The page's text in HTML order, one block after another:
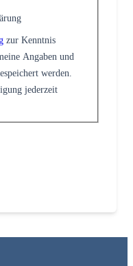
zur Kenntnis
Angaben und
werden.
jederzeit